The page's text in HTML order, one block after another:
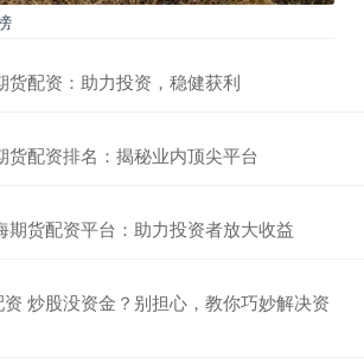
货配资：助力投资，稳健获利
货配资排名：揭秘业内顶尖平台
期货配资平台：助力投资者放大收益
炒股没资金？别担心，教你巧妙解决资